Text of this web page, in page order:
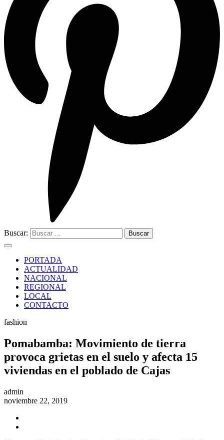
Buscar:
PORTADA
ACTUALIDAD
NACIONAL
REGIONAL
LOCAL
CONTACTO
fashion
Pomabamba: Movimiento de tierra
provoca grietas en el suelo y afecta 15
viviendas en el poblado de Cajas
admin
noviembre 22, 2019